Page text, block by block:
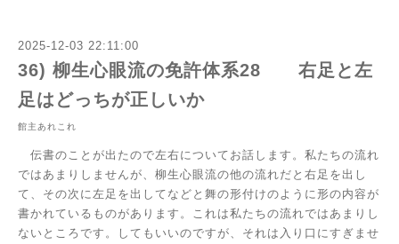
2025-12-03 22:11:00
36) 柳生心眼流の免許体系28 右足と左
足はどっちが正しいか
館主あれこれ
伝書のことが出たので左右についてお話します。私たちの流れ
ではあまりしませんが、柳生心眼流の他の流れだと右足を出し
て、その次に左足を出してなどと舞の形付けのように形の内容が
書かれているものがあります。これは私たちの流れではあまりし
ないところです。してもいいのですが、それは入り口にすぎませ